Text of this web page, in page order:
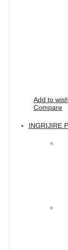
Add to
Compare
INGRIJIRE